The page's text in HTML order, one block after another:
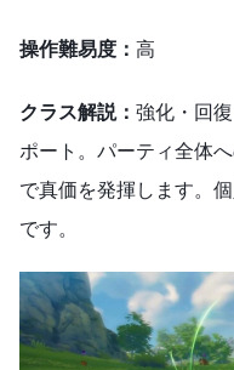
操作難易度： 高
クラス解説： 強化・回
ポート。パーティ全体
で真価を発揮します。
です。